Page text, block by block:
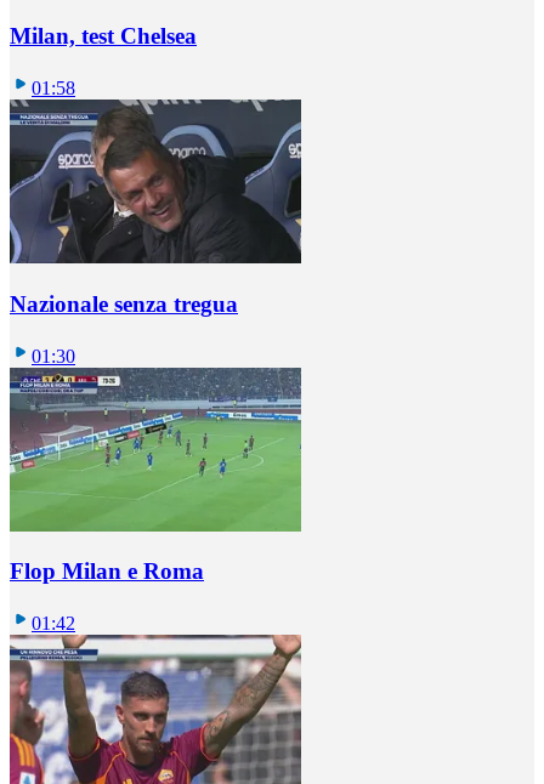
Milan, test Chelsea
01:58
Nazionale senza tregua
01:30
Flop Milan e Roma
01:42